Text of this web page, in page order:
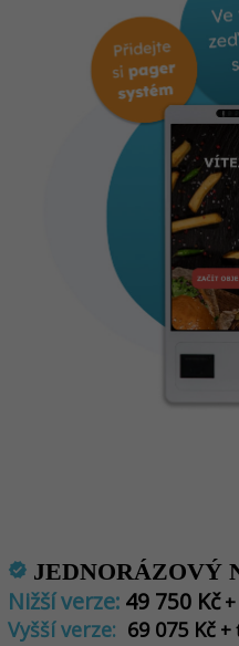
verified JEDNORÁZOVÝ
Nižší verze: 49 750 Kč+
Vyšší verze: 69 075 Kč +